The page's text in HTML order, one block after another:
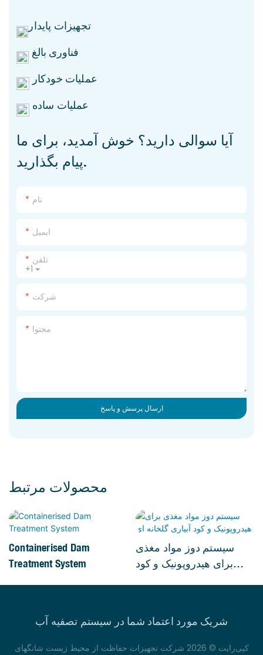
تجهیزات پایدار
فناوری بالغ
عملیات خودکار
عملیات ساده
آیا سوالی دارید؟ خوش آمدید، برای ما
پیام بگذارید.
نام
ایمیل
+1
تلفن
شرکت
محتوا
ارسال پرسش و پاسخ
محصولات مرتبط
Containerised Dam
Treatment System
سیستم دوز مواد مغذی
برای هیدروپونیک و کود
شریک مورد اعتماد شما در سیستم تصفیه آب
کپی‌رایت © 2026 شرکت تجهیزات حفاظت از محیط زیست شانگهای